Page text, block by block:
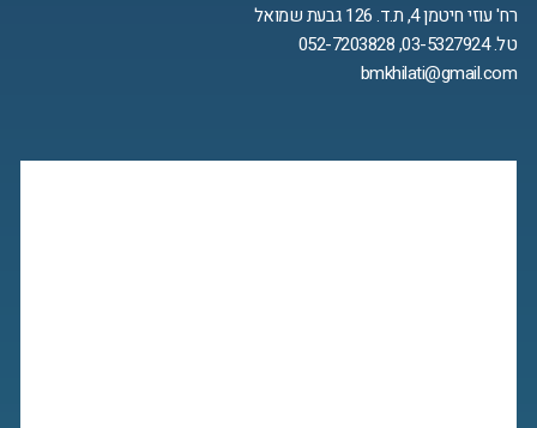
רח' עוזי חיטמן 4, ת.ד. 126 גבעת שמואל
טל. 03-5327924, 052-7203828
bmkhilati@gmail.com